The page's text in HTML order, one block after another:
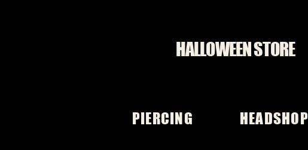
HALLOWEEN STORE
PIERCING HEADSHOP